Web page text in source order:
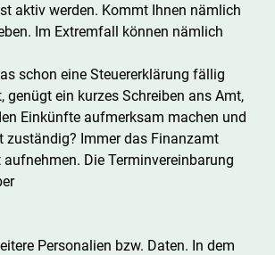
aktiv werden. Kommt Ihnen nämlich
Im Extremfall können nämlich
schon eine Steuererklärung fällig
ein kurzes Schreiben ans Amt,
Einkünfte aufmerksam machen und
zuständig? Immer das Finanzamt
Die Terminvereinbarung
Personalien bzw. Daten. In dem